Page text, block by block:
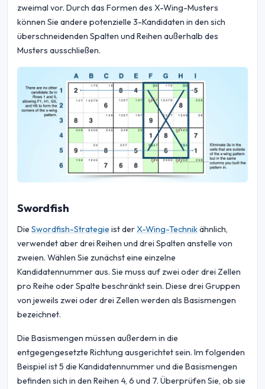
zweimal vor. Durch das Formen des X-Wing-Musters
können Sie andere potenzielle 3-Kandidaten in den sich
überschneidenden Spalten und Reihen außerhalb des
Musters ausschließen.
Swordfish
Die Swordfish-Strategie ist derX-Wing-Technikähnlich,
verwendet aber drei Reihen und drei Spalten anstelle von
zweien. Wählen Sie zunächst eine einzelne
Kandidatennummer aus. Sie muss auf zwei oder drei Zellen
pro Reihe oder Spalte beschränkt sein. Diese drei Gruppen
von jeweils zwei oder drei Zellen werden als Basismengen
bezeichnet.
Die Basismengen müssen außerdem in die
entgegengesetzte Richtung ausgerichtet sein. Im folgenden
Beispiel ist 5 die Kandidatennummer und die Basismengen
befinden sich in den Reihen 4, 6 und 7. Überprüfen Sie, ob sie